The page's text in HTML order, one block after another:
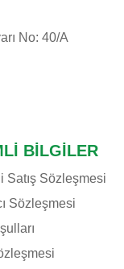
No: 40/A
BILGILER
Satış Sözleşmesi
Sözleşmesi